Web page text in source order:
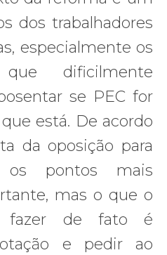
dos trabalhadores
especialmente os
dificilmente
se PEC for
está. De acordo
da oposição para
os pontos mais
mas o que o
fazer de fato é
e pedir ao